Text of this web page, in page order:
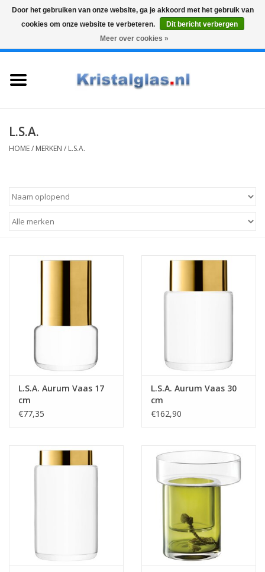
Graveren
Karaffen
Cadeaus
L.S.A.
HOME/ MERKEN / L.S.A.
L.S.A. Aurum Vaas 17
cm
€77,35
L.S.A. Aurum Vaas 30
cm
€162,90
Door het gebruiken van onze website, ga je akkoord met het gebruik van
cookies om onze website te verbeteren.
Dit bericht verbergen
Meer over cookies »